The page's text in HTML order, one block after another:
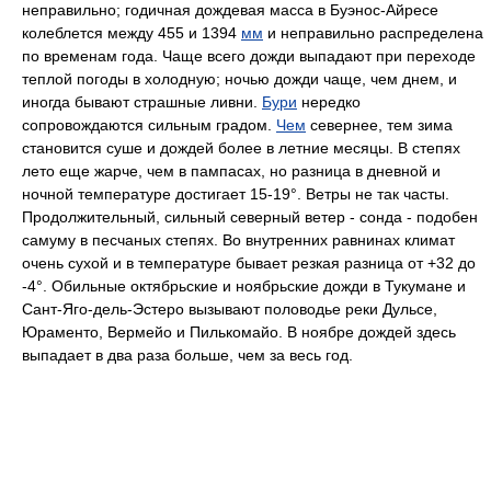
неправильно; годичная дождевая масса в Буэнос-Айресе
колеблется между 455 и 1394 мм и неправильно распределена
по временам года. Чаще всего дожди выпадают при переходе
теплой погоды в холодную; ночью дожди чаще, чем днем, и
иногда бывают страшные ливни. Бури нередко
сопровождаются сильным градом. Чем севернее, тем зима
становится суше и дождей более в летние месяцы. В степях
лето еще жарче, чем в пампасах, но разница в дневной и
ночной температуре достигает 15-19°. Ветры не так часты.
Продолжительный, сильный северный ветер - сонда - подобен
самуму в песчаных степях. Во внутренних равнинах климат
очень сухой и в температуре бывает резкая разница от +32 до
-4°. Обильные октябрьские и ноябрьские дожди в Тукумане и
Сант-Яго-дель-Эстеро вызывают половодье реки Дульсе,
Юраменто, Вермейо и Пилькомайо. В ноябре дождей здесь
выпадает в два раза больше, чем за весь год.